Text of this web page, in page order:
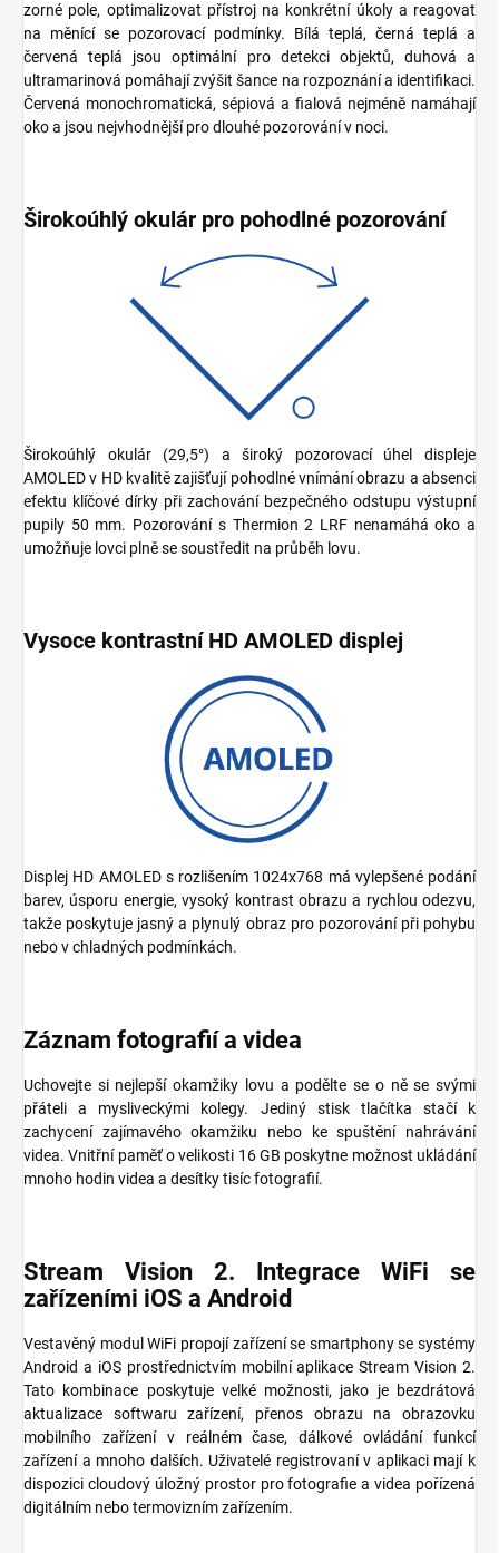
zorné pole, optimalizovat přístroj na konkrétní úkoly a reagovat
na měnící se pozorovací podmínky. Bílá teplá, černá teplá a
červená teplá jsou optimální pro detekci objektů, duhová a
ultramarinová pomáhají zvýšit šance na rozpoznání a identifikaci.
Červená monochromatická, sépiová a fialová nejméně namáhají
oko a jsou nejvhodnější pro dlouhé pozorování v noci.
Širokoúhlý okulár pro pohodlné pozorování
Širokoúhlý okulár (29,5°) a široký pozorovací úhel displeje
AMOLED v HD kvalitě zajišťují pohodlné vnímání obrazu a absenci
efektu klíčové dírky při zachování bezpečného odstupu výstupní
pupily 50 mm. Pozorování s Thermion 2 LRF nenamáhá oko a
umožňuje lovci plně se soustředit na průběh lovu.
Vysoce kontrastní HD AMOLED displej
Displej HD AMOLED s rozlišením 1024x768 má vylepšené podání
barev, úsporu energie, vysoký kontrast obrazu a rychlou odezvu,
takže poskytuje jasný a plynulý obraz pro pozorování při pohybu
nebo v chladných podmínkách.
Záznam fotografií a videa
Uchovejte si nejlepší okamžiky lovu a podělte se o ně se svými
přáteli a mysliveckými kolegy. Jediný stisk tlačítka stačí k
zachycení zajímavého okamžiku nebo ke spuštění nahrávání
videa. Vnitřní paměť o velikosti 16 GB poskytne možnost ukládání
mnoho hodin videa a desítky tisíc fotografií.
Stream Vision 2. Integrace WiFi se
zařízeními iOS a Android
Vestavěný modul WiFi propojí zařízení se smartphony se systémy
Android a iOS prostřednictvím mobilní aplikace Stream Vision 2.
Tato kombinace poskytuje velké možnosti, jako je bezdrátová
aktualizace softwaru zařízení, přenos obrazu na obrazovku
mobilního zařízení v reálném čase, dálkové ovládání funkcí
zařízení a mnoho dalších. Uživatelé registrovaní v aplikaci mají k
dispozici cloudový úložný prostor pro fotografie a videa pořízená
digitálním nebo termovizním zařízením.